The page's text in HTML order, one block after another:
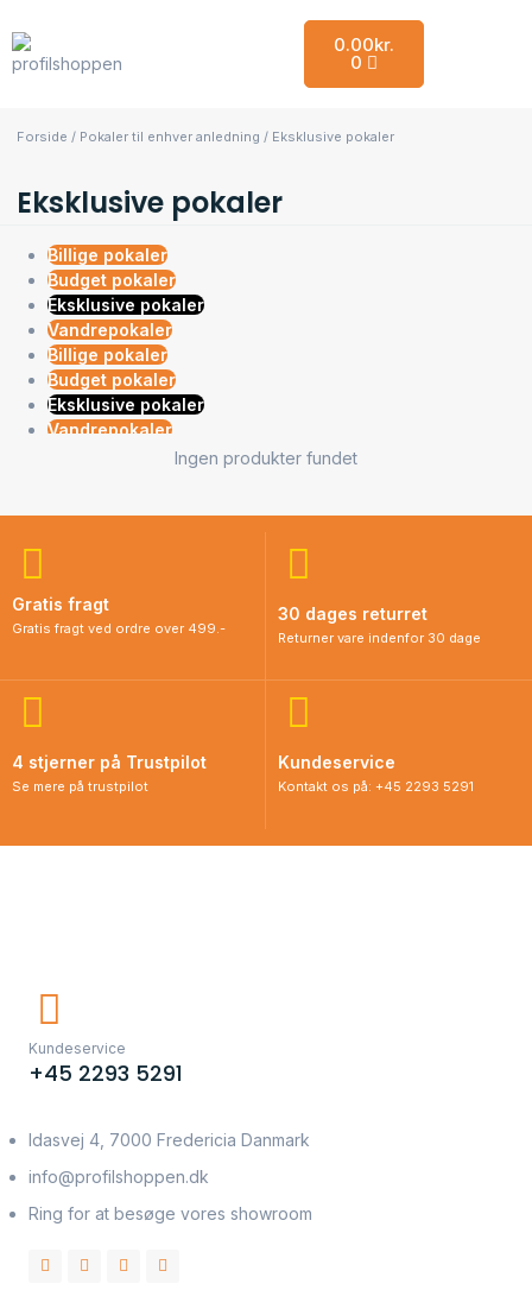
0.00kr.
0
Forside / Pokaler til enhver anledning / Eksklusive pokaler
Eksklusive pokaler
Billige pokaler
Budget pokaler
Eksklusive pokaler
Vandrepokaler
Billige pokaler
Budget pokaler
Eksklusive pokaler
Vandrepokaler
Ingen produkter fundet
Gratis fragt
Gratis fragt ved ordre over 499.-
30 dages returret
Returner vare indenfor 30 dage
4 stjerner på Trustpilot
Se mere på trustpilot
Kundeservice
Kontakt os på: +45 2293 5291
Kundeservice
+45 2293 5291
Idasvej 4, 7000 Fredericia Danmark
info@profilshoppen.dk
Ring for at besøge vores showroom